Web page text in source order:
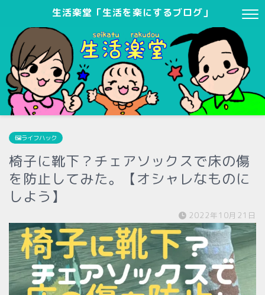
生活楽堂「生活を楽にするブログ」
🖼ライフハック
椅子に靴下？チェアソックスで床の傷
を防止してみた。【オシャレなものに
しよう】
2022年10月21日